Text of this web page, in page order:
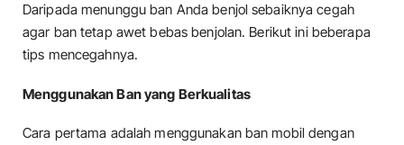
Daripada menunggu ban Anda benjol sebaiknya cegah
agar ban tetap awet bebas benjolan. Berikut ini beberapa
tips mencegahnya.
Menggunakan Ban yang Berkualitas
Cara pertama adalah menggunakan ban mobil dengan